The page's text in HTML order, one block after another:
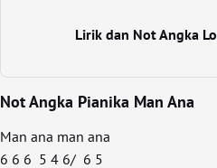
Lirik dan Not Angka
Not Angka Pianika Man Ana
Man ana man ana
6 6 6 5 4 6/ 6 5